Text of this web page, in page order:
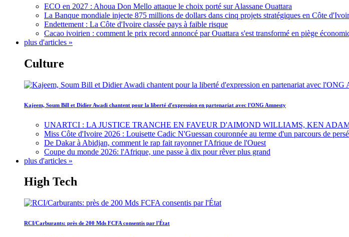
ECO en 2027 : Ahoua Don Mello attaque le choix porté sur Alassane Ouattara
La Banque mondiale injecte 875 millions de dollars dans cinq projets stratégiques en Côte
Endettement : La Côte d'Ivoire classée pays à faible risque
Cacao ivoirien : comment le prix record annoncé par Ouattara s'est transformé en piège
plus d'articles »
Culture
Kajeem, Soum Bill et Didier Awadi chantent pour la liberté d'expression en partenariat avec l'ONG Amnesty
UNARTCI : LA JUSTICE TRANCHE EN FAVEUR D'AIMOND WILLIAMS, KEN
Miss Côte d'Ivoire 2026 : Louisette Cadic N'Guessan couronnée au terme d'un parcours de
De Dakar à Abidjan, comment le rap fait rayonner l'Afrique de l'Ouest
Coupe du monde 2026: l'Afrique, une passe à dix pour rêver plus grand
plus d'articles »
High Tech
RCI/Carburants: près de 200 Mds FCFA consentis par l'État